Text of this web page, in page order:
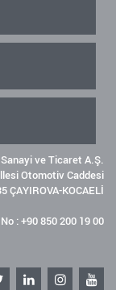
ve Ticaret A.Ş.
Otomotiv Caddesi
ÇAYIROVA-KOCAELİ
: +90 850 200 19 00